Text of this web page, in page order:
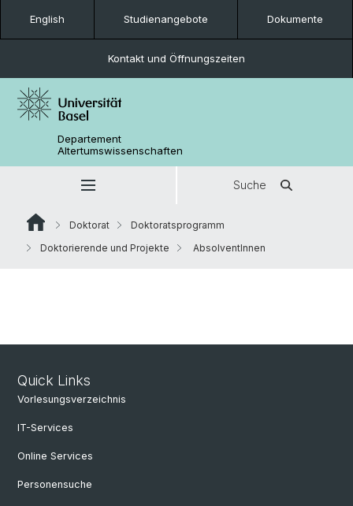
English Studienangebote Dokumente
Kontakt und Öffnungszeiten
Departement
Altertumswissenschaften
Suche
Doktorat
Doktoratsprogramm
Doktorierende und Projekte
AbsolventInnen
Quick Links
Vorlesungsverzeichnis
IT-Services
Online Services
Personensuche